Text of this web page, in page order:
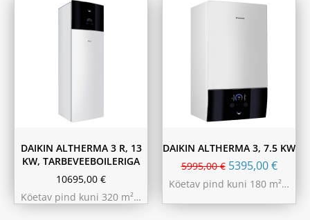
230L
DAIKIN ALTHERMA 3 R, 13
KW, TARBEVEEBOILERIGA
10695,00 €
Köetav pind kuni 320 m²…
DAIKIN ALTHERMA 3, 7.5 KW
5995,00€ 5395,00€
Köetav pind kuni 180 m²…